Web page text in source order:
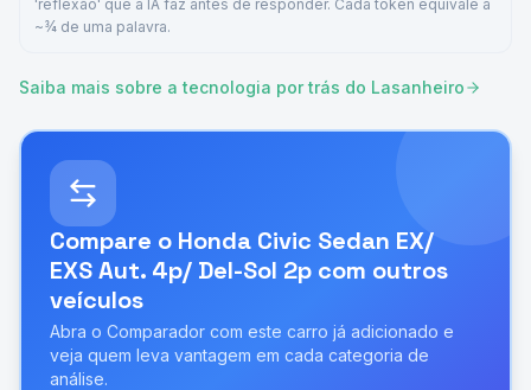
'reflexão' que a IA faz antes de responder. Cada token equivale a
~¾ de uma palavra.
Saiba mais sobre a tecnologia por trás do Lasanheiro
Compare o Honda Civic Sedan EX/
EXS Aut. 4p/ Del-Sol 2p com outros
veículos
Abra o Comparador com este carro já adicionado e
veja quem leva vantagem em cada categoria de
análise.